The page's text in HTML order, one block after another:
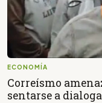
ECONOMÍA
Correísmo
sentarse a